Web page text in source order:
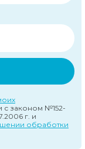
с законом №152-
г. и
обработки